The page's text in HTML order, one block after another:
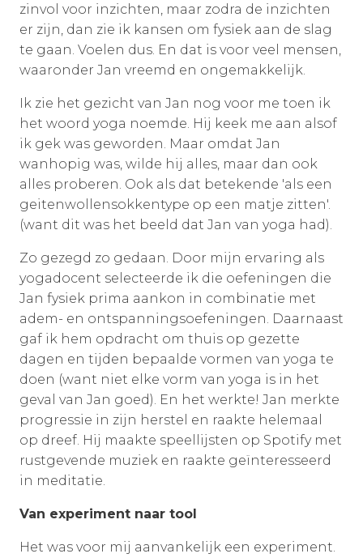
zinvol voor inzichten, maar zodra de inzichten
er zijn, dan zie ik kansen om fysiek aan de slag
te gaan. Voelen dus. En dat is voor veel mensen,
waaronder Jan vreemd en ongemakkelijk.
Ik zie het gezicht van Jan nog voor me toen ik
het woord yoga noemde. Hij keek me aan alsof
ik gek was geworden. Maar omdat Jan
wanhopig was, wilde hij alles, maar dan ook
alles proberen. Ook als dat betekende 'als een
geitenwollensokkentype op een matje zitten'.
(want dit was het beeld dat Jan van yoga had).
Zo gezegd zo gedaan. Door mijn ervaring als
yogadocent selecteerde ik die oefeningen die
Jan fysiek prima aankon in combinatie met
adem- en ontspanningsoefeningen. Daarnaast
gaf ik hem opdracht om thuis op gezette
dagen en tijden bepaalde vormen van yoga te
doen (want niet elke vorm van yoga is in het
geval van Jan goed). En het werkte! Jan merkte
progressie in zijn herstel en raakte helemaal
op dreef. Hij maakte speellijsten op Spotify met
rustgevende muziek en raakte geïnteresseerd
in meditatie.
Van experiment naar tool
Het was voor mij aanvankelijk een experiment.